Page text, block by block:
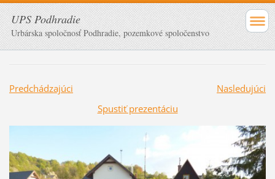
UPS Podhradie
Urbárska spoločnosť Podhradie, pozemkové spoločenstvo
Predchádzajúci
Nasledujúci
Spustiť prezentáciu